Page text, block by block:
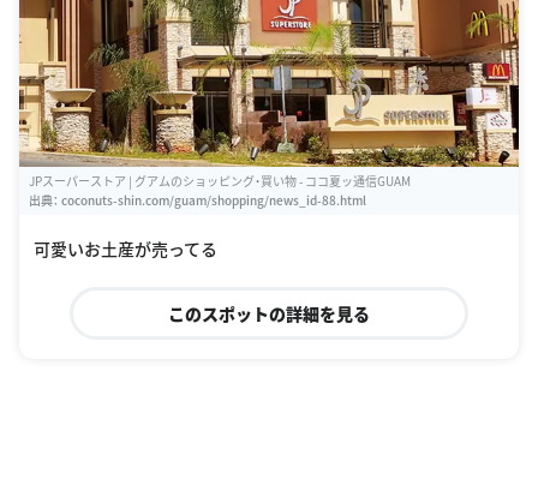
JPスーパーストア | グアムのショッピング・買い物 - ココ夏ッ通信GUAM
出典： coconuts-shin.com/guam/shopping/news_id-88.html
可愛いお土産が売ってる
このスポットの詳細を見る